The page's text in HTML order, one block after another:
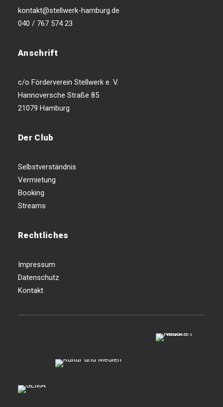
kontakt@stellwerk-hamburg.de
040 / 767 574 23
Anschrift
c/o Förderverein Stellwerk e. V.
Hannoversche Straße 85
21079 Hamburg
Der Club
Selbstverständnis
Vermietung
Booking
Streams
Rechtliches
Impressum
Datenschutz
Kontakt